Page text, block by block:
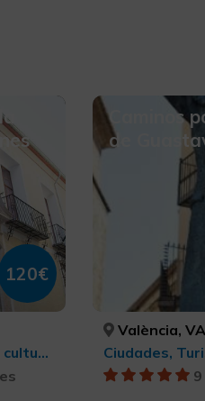
120€
Ruta de la Seda, Turismo cultural
Caminos
de
València,
Ciudades,